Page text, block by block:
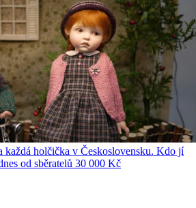
každá holčička v Československu. Kdo jí
od sběratelů 30 000 Kč